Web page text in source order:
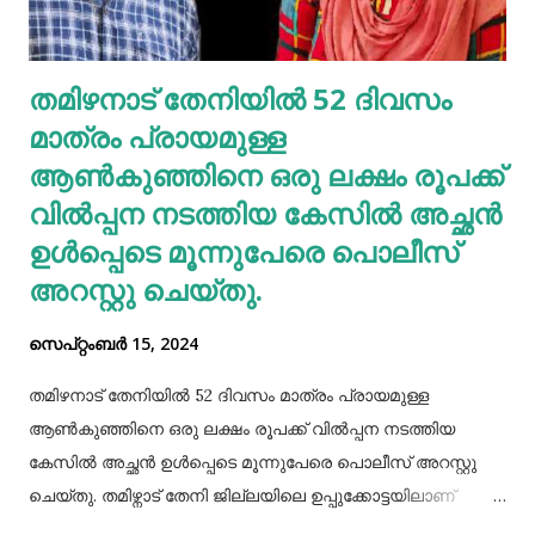
നിർത്തി. ഈ പൂച്ചകളെ കണ്ട് നെപ്പോളിയൻ പിൻവാങ്ങാൻ
തുടങ്ങി, പിടിക്കപ്പെട്ടു, യുദ്ധത്തിൽ പരാജയപ്പെട്ടു, ഒടുവിൽ
മരണത്തെ അഭിമുഖീകരിച്ചു. മറ്റൊരു കഥയുണ്ട്. ഒരിക്കൽ ഒരു
പ്രേതം ഒരു മനുഷ്യനെ പിടികൂടി. പ്രേ...
തമിഴനാട് തേനിയില്‍ 52 ദിവസം
മാത്രം പ്രായമുള്ള
ആണ്‍കുഞ്ഞിനെ ഒരു ലക്ഷം രൂപക്ക്
വില്‍പ്പന നടത്തിയ കേസില്‍ അച്ഛൻ
ഉള്‍പ്പെടെ മൂന്നുപേരെ പൊലീസ്
അറസ്റ്റു ചെയ്തു.
സെപ്റ്റംബർ 15, 2024
തമിഴനാട് തേനിയില്‍ 52 ദിവസം മാത്രം പ്രായമുള്ള
ആണ്‍കുഞ്ഞിനെ ഒരു ലക്ഷം രൂപക്ക് വില്‍പ്പന നടത്തിയ
കേസില്‍ അച്ഛൻ ഉള്‍പ്പെടെ മൂന്നുപേരെ പൊലീസ് അറസ്റ്റു
ചെയ്തു. തമിഴ്നാട് തേനി ജില്ലയിലെ ഉപ്പുക്കോട്ടയിലാണ്